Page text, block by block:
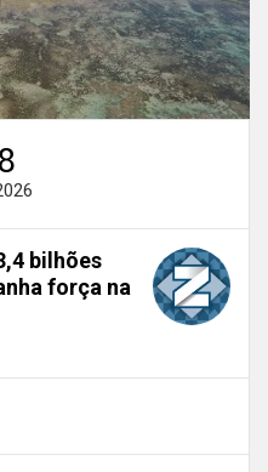
bilhões
força na